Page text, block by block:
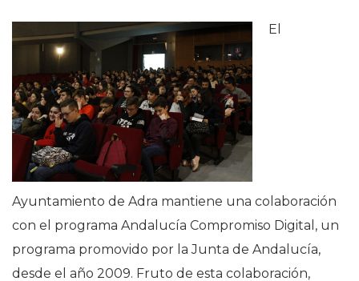
El
Ayuntamiento de Adra mantiene una colaboración
con el programa Andalucía Compromiso Digital, un
programa promovido por la Junta de Andalucía,
desde el año 2009. Fruto de esta colaboración,